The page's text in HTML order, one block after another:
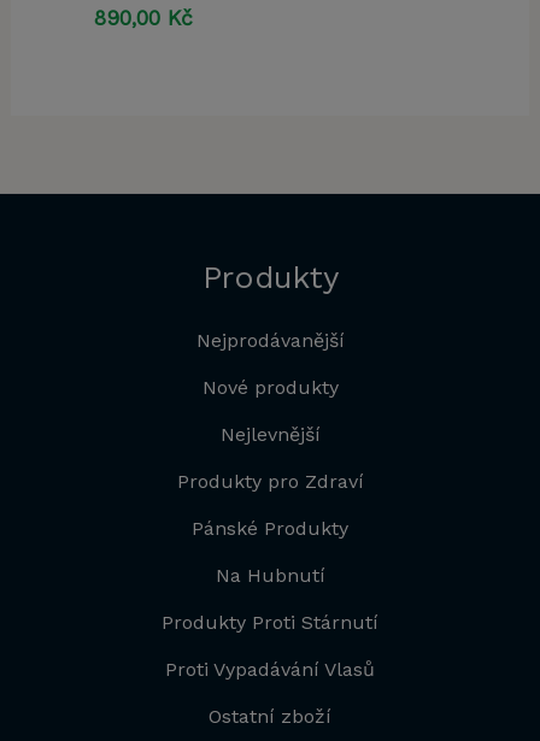
890,00 Kč
Produkty
Nejprodávanější
Nové produkty
Nejlevnější
Produkty pro Zdraví
Pánské Produkty
Na Hubnutí
Produkty Proti Stárnutí
Proti Vypadávání Vlasů
Ostatní zboží